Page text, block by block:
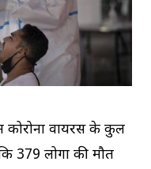
कोरोना वायरस के कुल
379 लोगों की मौत